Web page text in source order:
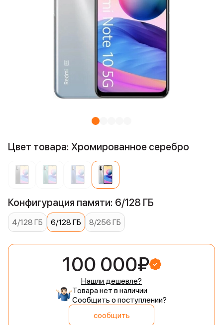
Цвет товара: Хромированное серебро
Конфигурация памяти: 6/128 ГБ
4/128 ГБ 6/128 ГБ 8/256 ГБ
100 000₽
Нашли дешевле?
Товара нет в наличии.
Сообщить о поступлении?
сообщить